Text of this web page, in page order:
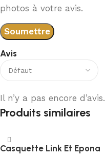
Avis
Il n’y a pas encore d’avis.
photos à votre avis.
Produits similaires
Casquette Link Et Epona